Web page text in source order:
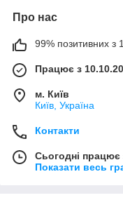
Про нас
99% позитивних з
Працює з
м. Київ
Київ, Україна
Контакти
Сьогодні працює
Показати весь